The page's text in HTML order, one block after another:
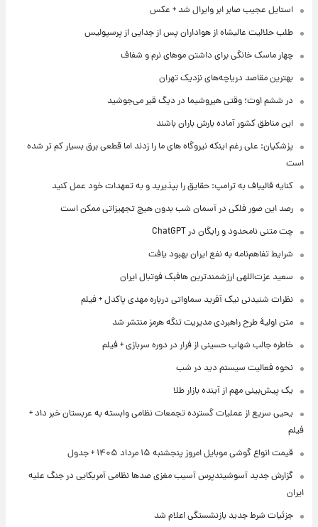
استایل عجیب صابر ابر وایرال شد + عکس
طلب حلالیت عالیشاه از هواداران پس از جدایی از پرسپولیس
چهار ماسک خانگی برای داشتن موهای نرم و شفاف
بهترین مقاصد دریاچه‌های نزدیک تهران
در ششم اوت؛ وقتی هیروشیما در دیگ قیر می‌جوشید
این مناطق کشور آماده بارش باران باشند
پزشکیان: علی رغم اینکه نیروگاه های ما را زدند اما قطعی برق بسیار کم تر شده
است
کنایه قالیباف به ترامپ: حقایق را بپذیرید و به تعهدات خود عمل کنید
رصد این صور فلکی در آسمان شب بدون هیچ تجهیزاتی ممکن است
چت متنی نامحدود و رایگان در ChatGPT
شرایط تفاهم‌نامه به نفع ایران بهبود یافت
سعید عزت‌اللهی ارزشمندترین هافبک فوتبال ایران
نظرات شنیدنی نیک آفرید سماواتی درباره مهدی پاکدل + فیلم
متن اولیۀ طرح راهبردی مدیریت تنگه هرمز منتشر شد
خاطره جالب شهاب حسینی از فرار در دوره سربازی + فیلم
نحوه فعالیت سیستم دید در شب
یک پیش‌بینی مهم از آینده بازار طلا
یحیی سریع از عملیات گسترده تجمعات نظامی وابسته به عربستان خبر داد +
فیلم
قیمت انواع گوشی موبایل امروز پنجشنبه ۱۵ مرداد ۱۴۰۵ + جدول
گزارش جدید آسوشیتدپرس آسیب مغزی صدها نظامی آمریکایی در جنگ علیه
ایران
جزئیات شرط جدید بازنشستگی اعلام شد